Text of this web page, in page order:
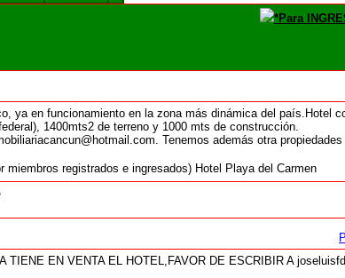
*Para
ya en funcionamiento en la zona más dinámica del país.Hotel
1400mts2 de terreno y 1000 mts de construcción.
Tenemos además otra
registrados e ingresados) Hotel Playa del Carmen
TIENE EN VENTA EL HOTEL,FAVOR DE ESCRIBIR A